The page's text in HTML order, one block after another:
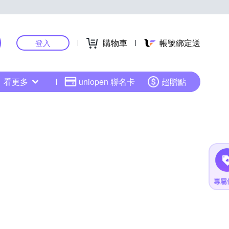
登入 購物車 帳號綁定送
看更多 uniopen 聯名卡 超贈點